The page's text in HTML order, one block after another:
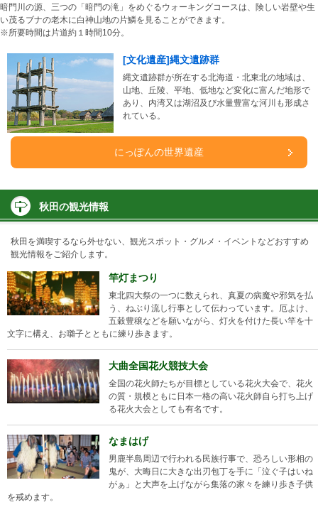
暗門川の源、三つの「暗門の滝」をめぐるウォーキングコースは、険しい岩壁や生
い茂るブナの老木に白神山地の片鱗を見ることができます。
※所要時間は片道約１時間10分。
[文化遺産]縄文遺跡群
縄文遺跡群が所在する北海道・北東北の地域は、
山地、丘陵、平地、低地など変化に富んだ地形で
あり、内湾又は湖沼及び水量豊富な河川も形成さ
れている。
にっぽんの世界遺産
秋田の観光情報
秋田を満喫するなら外せない、観光スポット・グルメ・イベントなどおすすめ
観光情報をご紹介します。
竿灯まつり
東北四大祭の一つに数えられ、真夏の病魔や邪気を払
う、ねぶり流し行事として伝わっています。厄よけ、
五穀豊穣などを願いながら、灯火を付けた長い竿を十
文字に構え、お囃子とともに練り歩きます。
大曲全国花火競技大会
全国の花火師たちが目標としている花火大会で、花火
の質・規模ともに日本一格の高い花火師自ら打ち上げ
る花火大会としても有名です。
なまはげ
男鹿半島周辺で行われる民族行事で、恐ろしい形相の
鬼が、大晦日に大きな出刃包丁を手に「泣ぐ子はいね
がぁ」と大声を上げながら集落の家々を練り歩き子供
を戒めます。